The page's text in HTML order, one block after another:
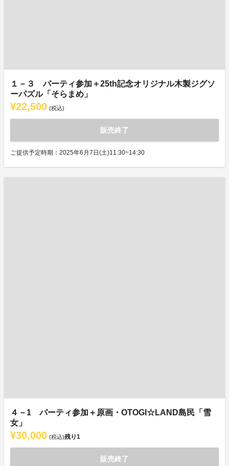
１－３ パーティ参加＋25th記念オリジナル木製ジグソ
ーパズル「そらまめ」
¥22,500 (税込)
販売終了
ご提供予定時期：2025年6月7日(土)11:30~14:30
４－1 パーティ参加＋原画・OTOGI☆LAND島民「雪
女」
¥30,000 (税込)残り1
販売終了